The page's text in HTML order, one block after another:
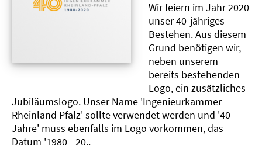
Wir feiern im Jahr 2020
unser 40-jähriges
Bestehen. Aus diesem
Grund benötigen wir,
neben unserem
bereits bestehenden
Logo, ein zusätzliches
Jubiläumslogo. Unser Name 'Ingenieurkammer
Rheinland Pfalz' sollte verwendet werden und '40
Jahre' muss ebenfalls im Logo vorkommen, das
Datum '1980 - 20..